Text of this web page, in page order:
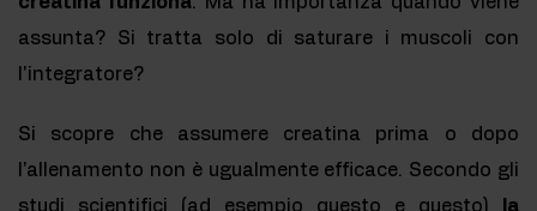
assunta? Si tratta solo di saturare i muscoli con
l'integratore?
Si scopre che assumere creatina prima o dopo
l'allenamento non è ugualmente efficace. Secondo gli
studi scientifici (ad esempio questo e questo)
la